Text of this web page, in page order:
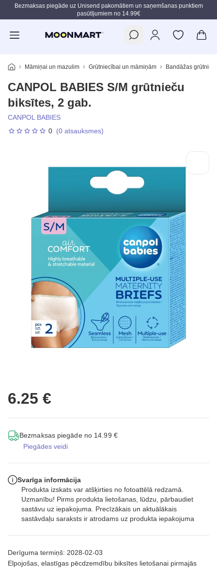
Pāriet uz galveno saturu
Bezmaksas piegāde uz Unisend pakomātiem un saņemšanas punktiem
pasūtījumiem no 14.99€
Māmiņai un mazulim Grūtniecībai un māmiņām Bandāžas
CANPOL BABIES S/M grūtnieču
biksītes, 2 gab.
CANPOL BABIES
0 (0 atsauksmes)
6.25 €
Bezmaksas piegāde no 14.99 €
Piegādes veidi
Derīguma termiņš: 2028-02-03
Elpojošas, elastīgas pēcdzemdību biksītes lietošanai pirmajās
Svarīga informācija
Produkta izskats var atšķirties no fotoattēlā redzamā.
Uzmanību! Pirms produkta lietošanas, lūdzu, pārbaudiet
sastāvu uz iepakojuma. Precīzākais un aktuālākais
sastāvdaļu saraksts ir atrodams uz produkta iepakojuma